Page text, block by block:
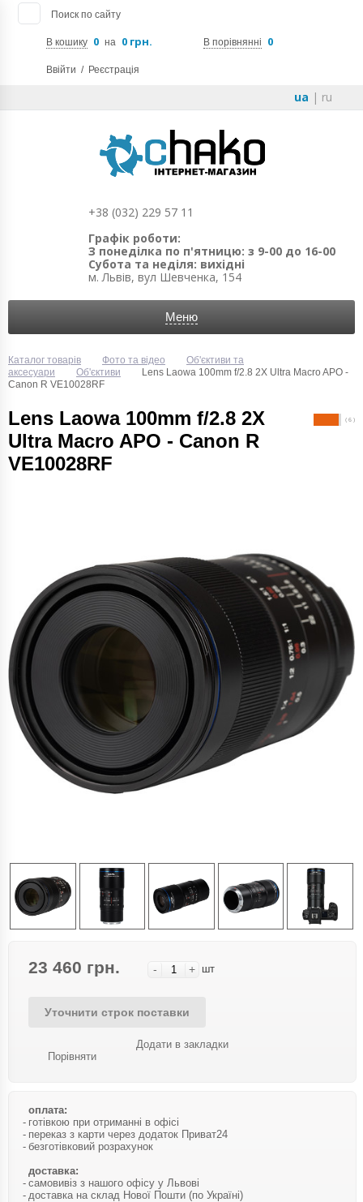
Поиск по сайту
В кошику 0 на 0 грн. В порівнянні 0
Ввійти / Реєстрація
ua | ru
+38 (032) 229 57 11
Графік роботи:
З понеділка по п'ятницю: з 9-00 до 16-00
Субота та неділя: вихідні
м. Львів, вул Шевченка, 154
Меню
Каталог товарів Фото та відео
Об'єктиви та
аксесуари
Об'єктиви
Lens Laowa 100mm f/2.8 2X Ultra Macro APO -
Canon R VE10028RF
Lens Laowa 100mm f/2.8 2X
Ultra Macro APO - Canon R
VE10028RF
( 6 )
23 460 грн. - + шт
Уточнити строк поставки
Порівняти
Додати в закладки
оплата:
готівкою при отриманні в офісі
переказ з карти через додаток Приват24
безготівковий розрахунок
доставка:
самовивіз з нашого офісу у Львові
доставка на склад Нової Пошти (по Україні)